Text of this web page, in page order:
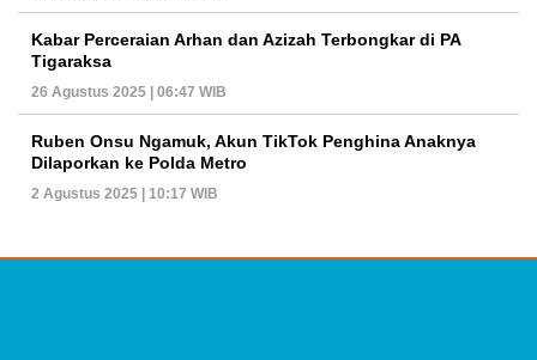
Kabar Perceraian Arhan dan Azizah Terbongkar di PA
Tigaraksa
26 Agustus 2025 | 06:47 WIB
Ruben Onsu Ngamuk, Akun TikTok Penghina Anaknya
Dilaporkan ke Polda Metro
2 Agustus 2025 | 10:17 WIB